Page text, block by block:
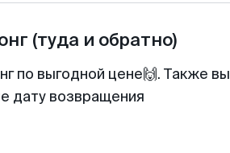
(туда и обратно)
по выгодной цене🙌. Также вы
дату возвращения